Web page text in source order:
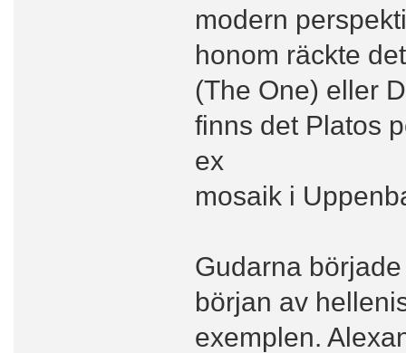
modern
honom räckte
(The One) eller
finns det Platos
ex
mosaik i
Gudarna
början av
exemplen.